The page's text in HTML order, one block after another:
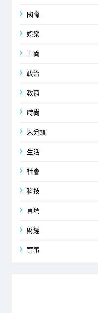
國際
娛樂
工商
政治
教育
時尚
未分類
生活
社會
科技
言論
財經
軍事